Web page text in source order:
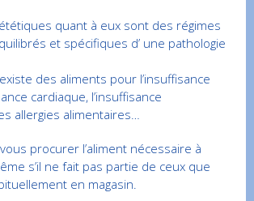
quant à eux sont des régimes
et spécifiques d’ une pathologie
des aliments pour l’insuffisance
cardiaque, l’insuffisance
allergies alimentaires…
procurer l’aliment nécessaire à
s’il ne fait pas partie de ceux que
en magasin.